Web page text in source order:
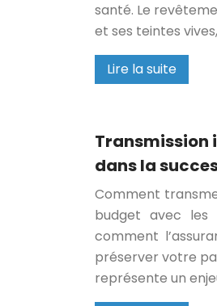
santé. Le
et ses teintes
Lire la suite
Transmission
dans la
Comment
budget avec les
comment
préserver votre
représente un